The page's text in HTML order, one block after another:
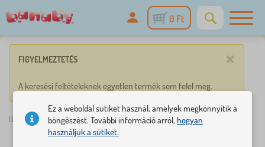
0 Ft
×
FIGYELMEZTETÉS
A keresési feltételeknek egyetlen termék sem felel meg.
Banaby.hu »Sofia the first
Ez a weboldal sütiket használ, amelyek megkönnyítik a
böngészést. További információ arról,hogyan
használjuk a sütiket.